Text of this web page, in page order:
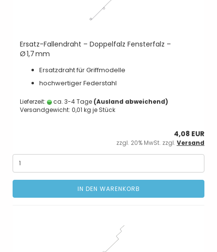
Ersatz-Fallendraht – Doppelfalz Fensterfalz –
Ø 1,7 mm
Ersatzdraht für Griffmodelle
hochwertiger Federstahl
Lieferzeit: ca. 3-4 Tage (Ausland abweichend)
Versandgewicht:0,01 kg je Stück
4,08 EUR
zzgl. 20% MwSt. zzgl. Versand
IN DEN WARENKORB